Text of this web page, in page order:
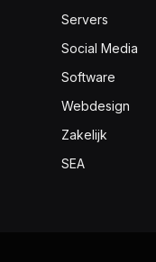
Servers
Social Media
Software
Webdesign
Zakelijk
SEA